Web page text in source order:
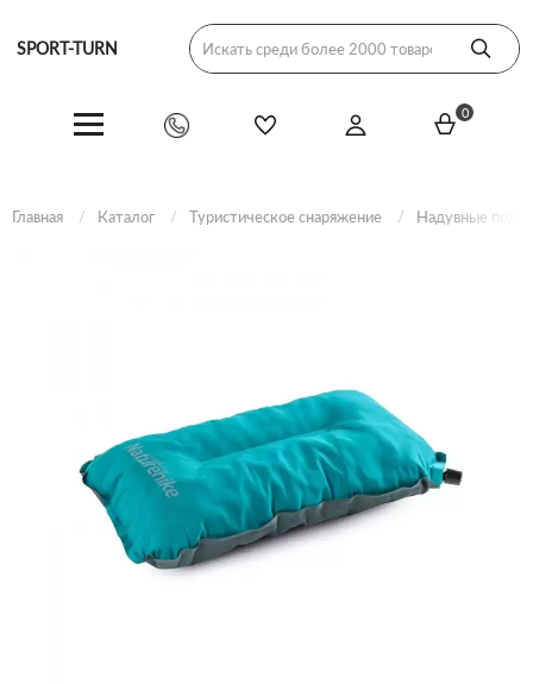
SPORT-TURN
0
Главная Каталог Туристическое снаряжение Надувные